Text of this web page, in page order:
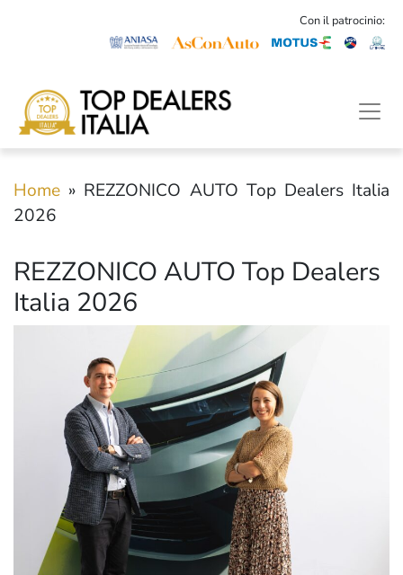
Con il patrocinio:
Home » REZZONICO AUTO Top Dealers Italia
2026
REZZONICO AUTO Top Dealers
Italia 2026